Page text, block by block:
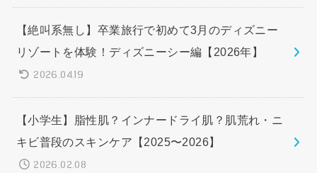
【絶叫系無し】卒業旅行で初めて3月のディズニー
リゾートを体験！ディズニーシー編【2026年】
2026.04.19
【小学生】脂性肌？インナードライ肌？肌荒れ・ニ
キビ普段のスキンケア【2025〜2026】
2026.02.08